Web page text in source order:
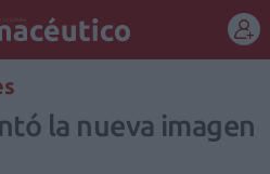
la nueva imagen